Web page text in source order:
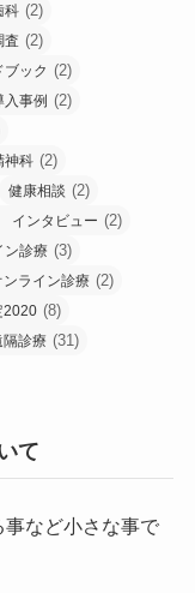
科 (2)
査 (2)
ブック (2)
入事例 (2)
神科 (2)
健康相談 (2)
インタビュー (2)
診療 (3)
ンライン診療 (2)
2020 (8)
隔診療 (31)
て
など小さな事で